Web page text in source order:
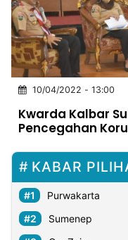
INDONESIA
Partner
NTB
Time
IDN
Jogja
Rakyat
News
Notice
Baru
Follow
Kabarbaru
10/04/2022 - 13:00
Kwarda Kalbar
Pencegahan
KABAR
Purwakarta
Sumenep